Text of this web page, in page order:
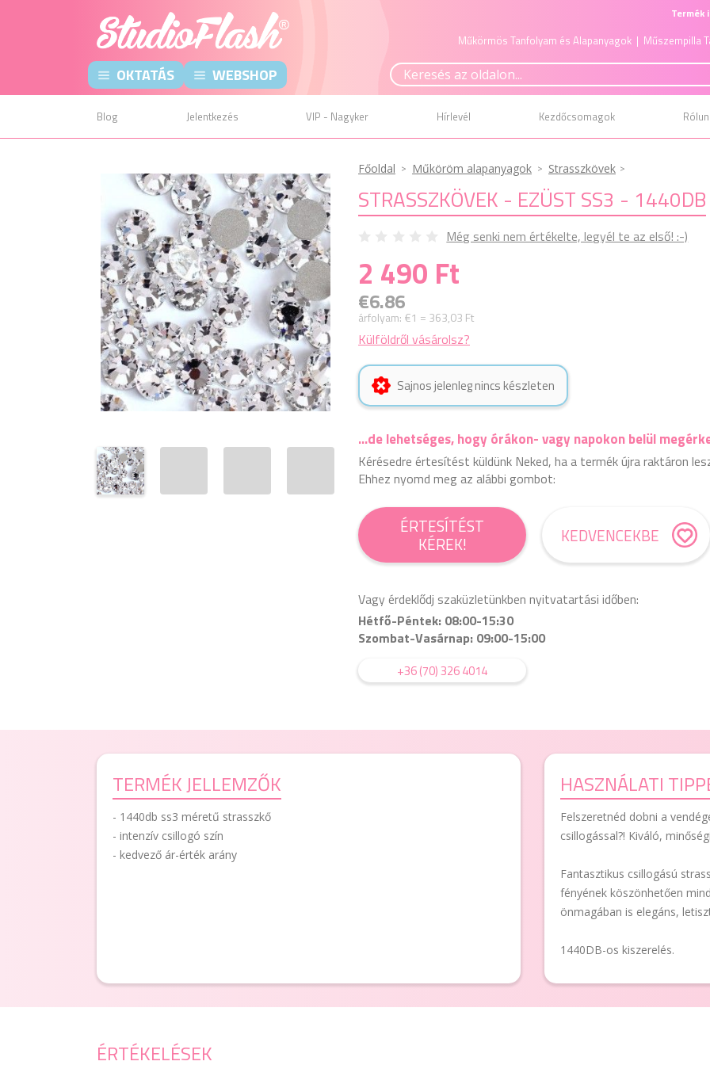
Termék
Műkörmös Tanfolyam és Alapanyagok | Műszempilla
OKTATÁS WEBSHOP
Blog Jelentkezés VIP - Nagyker Hírlevél Kezdőcsomagok
Főoldal Műköröm alapanyagok Strasszkövek
STRASSZKÖVEK - EZÜST SS3 - 1440DB
Még senki nem értékelte, legyél te az első! :-)
2 490 Ft
€6.86
árfolyam: €1 = 363,03 Ft
Külföldről vásárolsz?
Sajnos jelenleg nincs készleten
...de lehetséges, hogy órákon- vagy napokon belül
Kérésedre értesítést küldünk Neked, ha a termék újra raktáron
Ehhez nyomd meg az alábbi gombot:
ÉRTESÍTÉST
KÉREK! KEDVENCEKBE
Vagy érdeklődj szaküzletünkben nyitvatartási időben:
Hétfő-Péntek: 08:00-15:30
Szombat-Vasárnap: 09:00-15:00
+36 (70) 326 4014
TERMÉK JELLEMZŐK
- 1440db ss3 méretű strasszkő
- intenzív csillogó szín
- kedvező ár-érték arány
HASZNÁLATI
Felszeretnéd dobni a
csillogással?! Kiváló,
Fantasztikus csillogású
fényének köszönhetően
önmagában is elegáns,
1440DB-os kiszerelés.
ÉRTÉKELÉSEK